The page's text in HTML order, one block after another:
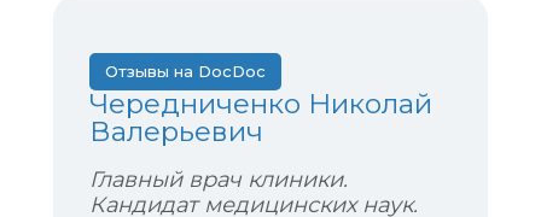
Отзывы на DocDoc
Чередниченко Николай
Валерьевич
Главный врач клиники.
Кандидат медицинских наук.